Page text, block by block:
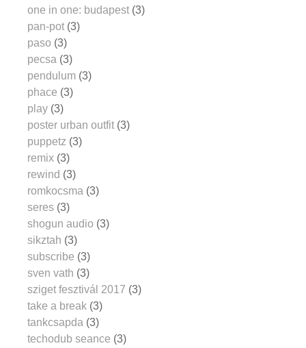
one in one: budapest (3)
pan-pot (3)
paso (3)
pecsa (3)
pendulum (3)
phace (3)
play (3)
poster urban outfit (3)
puppetz (3)
remix (3)
rewind (3)
romkocsma (3)
seres (3)
shogun audio (3)
sikztah (3)
subscribe (3)
sven vath (3)
sziget fesztivál 2017 (3)
take a break (3)
tankcsapda (3)
techodub seance (3)